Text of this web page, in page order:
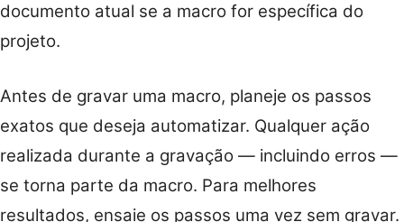
documento atual se a macro for específica do
projeto.
Antes de gravar uma macro, planeje os passos
exatos que deseja automatizar. Qualquer ação
realizada durante a gravação — incluindo erros —
se torna parte da macro. Para melhores
resultados, ensaie os passos uma vez sem gravar.